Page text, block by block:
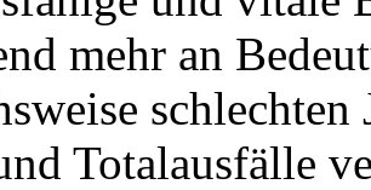
mehr an
Totalausfälle